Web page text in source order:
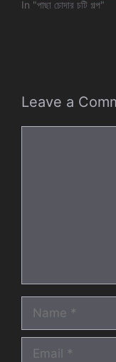
In "পাছা চোদার চটি গল্প"
Leave a